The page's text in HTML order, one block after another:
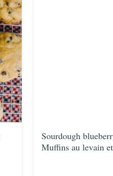
Sourdough
Muffins au levain